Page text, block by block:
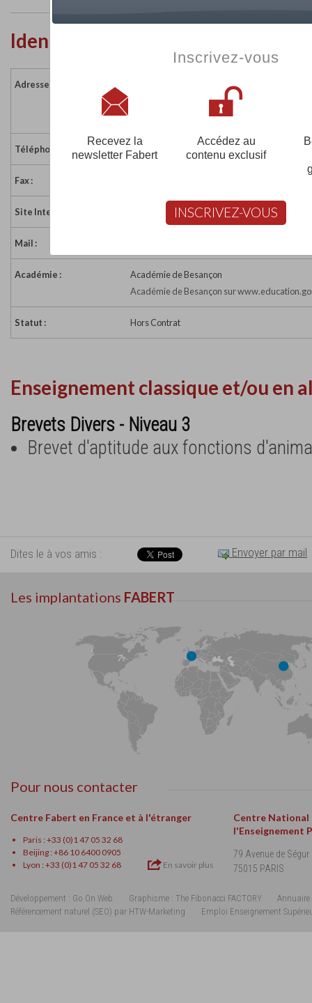
Identité de l'établissement
Adresse :
39000 LONS LE SAUNIER
Téléphone : 03 84 24 35 22
Fax :
Site Internet : http://francas39.com
Mail :
Académie :
Académie de Besançon
Académie de Besançon sur
Statut : Hors Contrat
Enseignement classique et/ou en
Brevets Divers - Niveau 3
Brevet d'aptitude aux fonctions
Dites le à vos amis : Envoyer par mail
Les implantations FABERT
Pour nous contacter
Centre Fabert en France et à l'étranger
Paris : +33 (0)1 47 05 32 68
Beijing : +86 10 6400 0905
Lyon : +33 (0)1 47 05 32 68
En savoir plus
Centre National
l'Enseignement
79 Avenue de Ségur
75015 PARIS
Développement : Go On Web Graphisme : The Fibonacci FACTORY
Annuaire
Référencement naturel (SEO) par HTW-Marketing
Emploi Enseignement
Inscrivez-vous
Recevez la
newsletter Fabert
Accédez au
contenu exclusif
INSCRIVEZ-VOUS